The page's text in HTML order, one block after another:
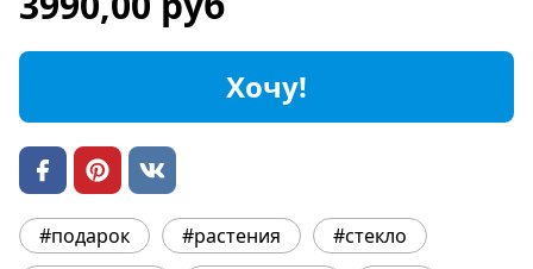
Хочу!
#подарок #растения
#стекло